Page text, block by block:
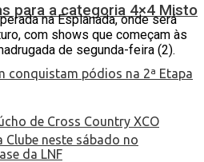
para a categoria 4×4 Misto
na Esplanada, onde será
com shows que começam às
de segunda-feira (2).